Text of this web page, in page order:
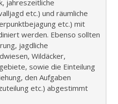
jahreszeitliche
etc.) und räumliche
etc.) mit
werden. Ebenso sollten
jagdliche
Wildäcker,
sowie die Einteilung
den Aufgaben
etc.) abgestimmt